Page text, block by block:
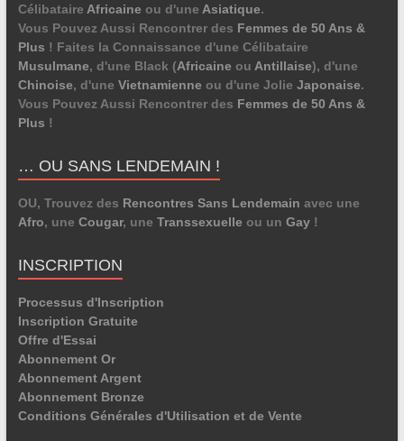
Célibataire Africaine ou d'une Asiatique.
Vous Pouvez Aussi Rencontrer des Femmes de 50 Ans &
Plus ! Faites la Connaissance d'une Célibataire
Musulmane, d'une Black (Africaine ou Antillaise), d'une
Chinoise, d'une Vietnamienne ou d'une Jolie Japonaise.
Vous Pouvez Aussi Rencontrer des Femmes de 50 Ans &
Plus !
… OU SANS LENDEMAIN !
OU, Trouvez des Rencontres Sans Lendemain avec une
Afro, une Cougar, une Transsexuelle ou un Gay!
INSCRIPTION
Processus d'Inscription
Inscription Gratuite
Offre d'Essai
Abonnement Or
Abonnement Argent
Abonnement Bronze
Conditions Générales d'Utilisation et de Vente